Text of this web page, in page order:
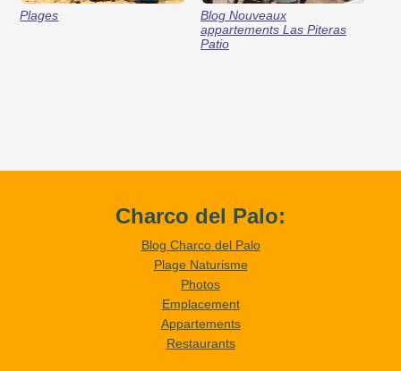
Plages
Blog Nouveaux
appartements Las Piteras
Patio
Charco del Palo:
Blog Charco del Palo
Plage Naturisme
Photos
Emplacement
Appartements
Restaurants